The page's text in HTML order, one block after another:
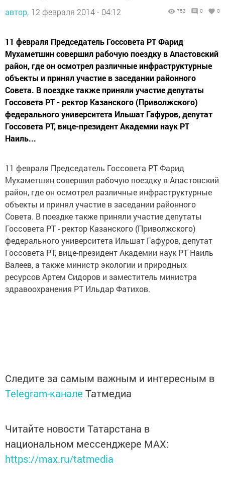
автор, 12 февраля 2014 - 04:12 753 0 0
11 февраля Председатель Госсовета РТ Фарид
Мухаметшин совершил рабочую поездку в Апастовский
район, где он осмотрел различные инфраструктурные
объекты и принял участие в заседании районного
Совета. В поездке также приняли участие депутаты
Госсовета РТ - ректор Казанского (Приволжского)
федерального университета Ильшат Гафуров, депутат
Госсовета РТ, вице-президент Академии наук РТ
Наиль...
11 февраля Председатель Госсовета РТ Фарид
Мухаметшин совершил рабочую поездку в Апастовский
район, где он осмотрел различные инфраструктурные
объекты и принял участие в заседании районного
Совета. В поездке также приняли участие депутаты
Госсовета РТ - ректор Казанского (Приволжского)
федерального университета Ильшат Гафуров, депутат
Госсовета РТ, вице-президент Академии наук РТ Наиль
Валеев, а также министр экологии и природных
ресурсов Артем Сидоров и заместитель министра
здравоохранения РТ Ильдар Фатихов.
Следите за самым важным и интересным в
Telegram-канале Татмедиа
Читайте новости Татарстана в
национальном мессенджере MАХ:
https://max.ru/tatmedia